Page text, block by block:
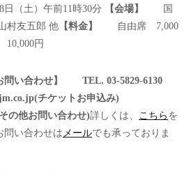
日（土）午前11時30分 【会場】
国
友五郎 他 【料金】
自由席 7,000
円
問い合わせ】
TEL. 03-5829-6130
チケットお申込み)
の他お問い合わせ)詳しくは、 こちら を
問い合わせは メールでも承っておりま